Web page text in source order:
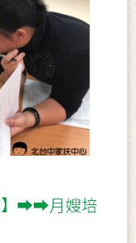
】➡️➡️月嫂培